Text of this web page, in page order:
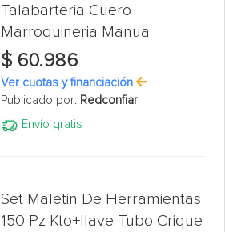
Talabarteria Cuero
Marroquineria Manua
$ 60.986
Ver cuotas y financiación
Publicado por: Redconfiar
Envío gratis
Set Maletin De Herramientas
150 Pz Kto+llave Tubo Crique